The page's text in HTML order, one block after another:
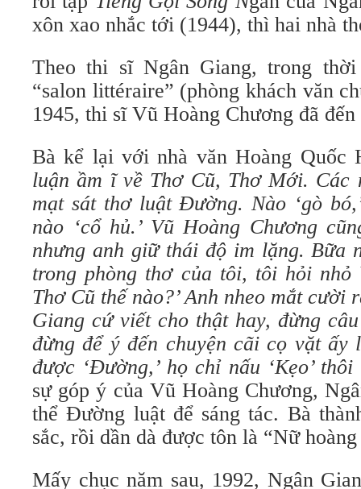
xôn xao nhắc tới (1944), thì hai nhà
Theo thi sĩ Ngân Giang, trong
“salon littéraire” (phòng khách văn
1945, thi sĩ Vũ Hoàng Chương đã
Bà kể lại với nhà văn Hoàng Quốc
luận ầm ĩ về Thơ Cũ, Thơ Mới. Các
mạt sát thơ luật Đường. Nào ‘gò
nào ‘cổ hủ.’ Vũ Hoàng Chương
nhưng anh giữ thái độ im lặng. Bữa
trong phòng thơ của tôi, tôi hỏi nhỏ
Thơ Cũ thế nào?’ Anh nheo mắt cười
Giang cứ viết cho thật hay, đừng
đừng để ý đến chuyện cãi cọ vặt ấy
được ‘Đường,’ họ chỉ nấu ‘Kẹo’
sự góp ý của Vũ Hoàng Chương,
thể Đường luật để sáng tác. Bà
sắc, rồi dần dà được tôn là “Nữ
Mấy chục năm sau, 1992, Ngân